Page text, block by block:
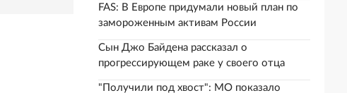
FAS: В Европе придумали новый план по
замороженным активам России
Сын Джо Байдена рассказал о
прогрессирующем раке у своего отца
"Получили под хвост": МО показало